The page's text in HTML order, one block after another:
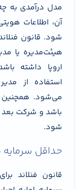
مدل درآمدی به
آن، اطلاعات
شود. قانون
هیئت‌مدیره یا
اروپا داشته
استفاده از
می‌شود.
باشد و شرکت بعد
شود.
حداقل
قانون فنلاند